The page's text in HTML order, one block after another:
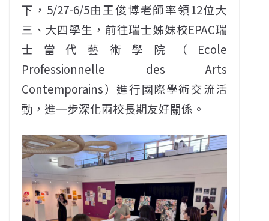
下，5/27-6/5由王俊博老師率領12位大
三、大四學生，前往瑞士姊妹校EPAC瑞
士當代藝術學院（Ecole
Professionnelle des Arts
Contemporains）進行國際學術交流活
動，進一步深化兩校長期友好關係。